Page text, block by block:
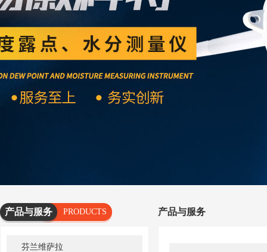
产品与服务
PRODUCTS
芬兰维萨拉
产品与服务